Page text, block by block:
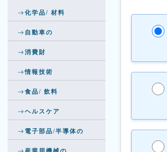
化学品/ 材料
自動車の
消費財
情報技術
食品/ 飲料
ヘルスケア
電子部品/半導体の